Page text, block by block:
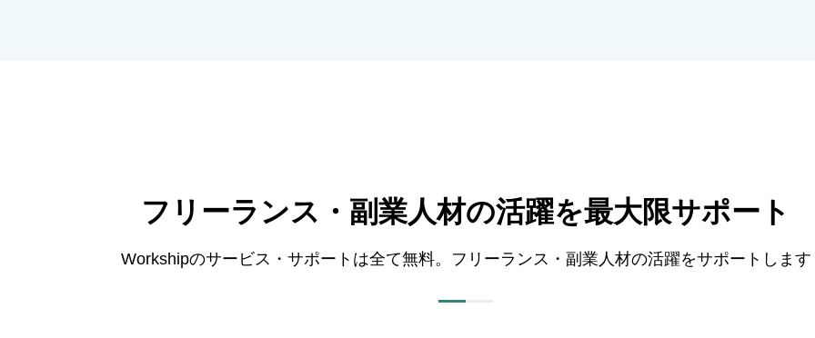
フリーランス・副業人材の活躍を最大限サポート
Workshipのサービス・サポートは全て無料。フリーランス・副業人材の活躍をサポートします